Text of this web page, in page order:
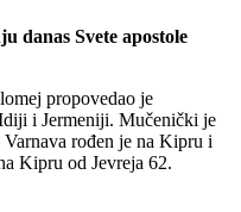
danas Svete apostole
propovedao je
i Jermeniji. Mučenički je
rođen je na Kipru i
Kipru od Jevreja 62.